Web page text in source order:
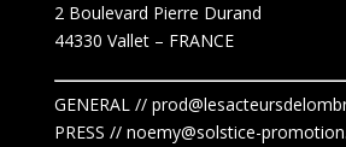
2 Boulevard Pierre Durand
44330 Vallet– FRANCE
GENERAL //
PRESS // noemy@solstice-